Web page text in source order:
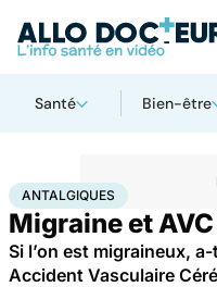
Santé Bien-être
Accueil SantéAntalgiques
ANTALGIQUES
Migraine et AVC
Si l’on est migraineux,
Accident Vasculaire